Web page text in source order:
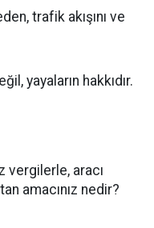
trafik akışını ve
yayaların hakkıdır.
vergilerle, aracı
amacınız nedir?